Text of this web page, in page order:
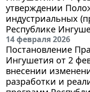
утверждении
индустриальных
Республике
14 февраля 2026
Постановление
Ингушетия от 2
внесении
разработки и